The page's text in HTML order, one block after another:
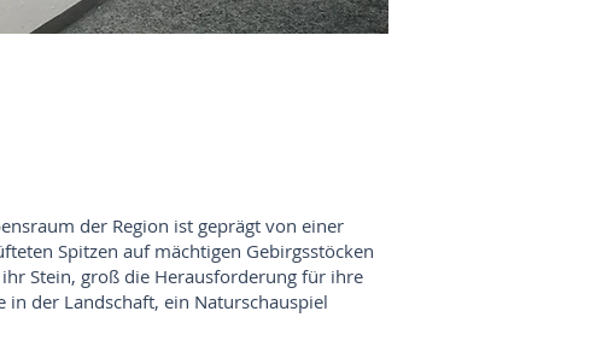
der Region ist geprägt von einer
Spitzen auf mächtigen Gebirgsstöcken
Stein, groß die Herausforderung für ihre
der Landschaft, ein Naturschauspiel